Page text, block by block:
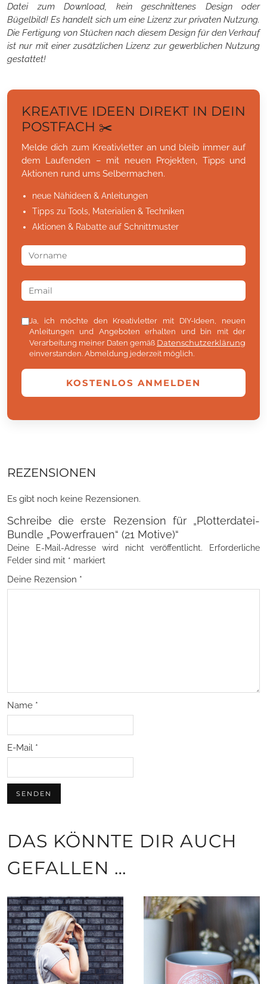
Datei zum Download, kein geschnittenes Design oder
Bügelbild! Es handelt sich um eine Lizenz zur privaten Nutzung.
Die Fertigung von Stücken nach diesem Design für den Verkauf
ist nur mit einer zusätzlichen Lizenz zur gewerblichen Nutzung
gestattet!
KREATIVE IDEEN DIREKT IN DEIN
POSTFACH ✂️
Melde dich zum Kreativletter an und bleib immer auf
dem Laufenden – mit neuen Projekten, Tipps und
Aktionen rund ums Selbermachen.
neue Nähideen & Anleitungen
Tipps zu Tools, Materialien & Techniken
Aktionen & Rabatte auf Schnittmuster
Ja, ich möchte den Kreativletter mit DIY-Ideen, neuen
Anleitungen und Angeboten erhalten und bin mit der
Verarbeitung meiner Daten gemäß Datenschutzerklärung
einverstanden. Abmeldung jederzeit möglich.
KOSTENLOS ANMELDEN
REZENSIONEN
Es gibt noch keine Rezensionen.
Schreibe die erste Rezension für „Plotterdatei-
Bundle „Powerfrauen“ (21 Motive)“
Deine E-Mail-Adresse wird nicht veröffentlicht.
Erforderliche
Felder sind mit * markiert
Deine Rezension *
Name *
E-Mail *
DAS KÖNNTE DIR AUCH
GEFALLEN …